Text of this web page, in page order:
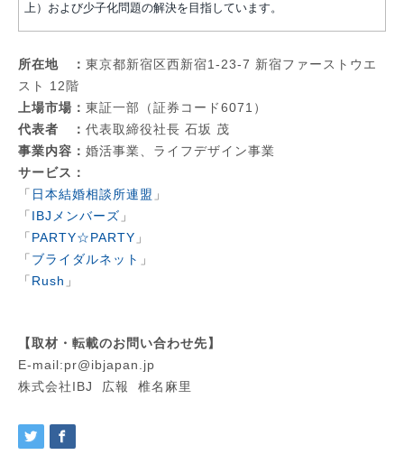
上）および少子化問題の解決を目指しています。
所在地 ： 東京都新宿区西新宿1-23-7 新宿ファーストウエ
スト 12階
上場市場： 東証一部（証券コード6071）
代表者 ： 代表取締役社長 石坂 茂
事業内容： 婚活事業、ライフデザイン事業
サービス：
「 日本結婚相談所連盟 」
「IBJメンバーズ 」
「PARTY☆PARTY 」
「ブライダルネット 」
「Rush 」
【取材・転載のお問い合わせ先】
E-mail:pr@ibjapan.jp
株式会社IBJ 広報 椎名麻里